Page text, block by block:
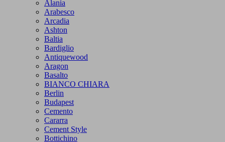
Alania
Arabesco
Arcadia
Ashton
Baltia
Bardiglio
Antiquewood
Aragon
Basalto
BIANCO CHIARA
Berlin
Budapest
Cemento
Cararra
Cement Style
Bottichino